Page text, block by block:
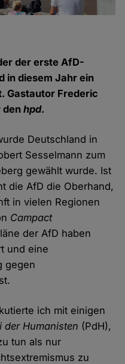
der erste AfD-
in diesem Jahr ein
Gastautor Frederic
denhpd.
Deutschland in
Sesselmann zum
gewählt wurde. Ist
die AfD die Oberhand,
in vielen Regionen
Campact
der AfD haben
und eine
gegen
ich mit einigen
der Humanisten (PdH),
tun als nur
zu